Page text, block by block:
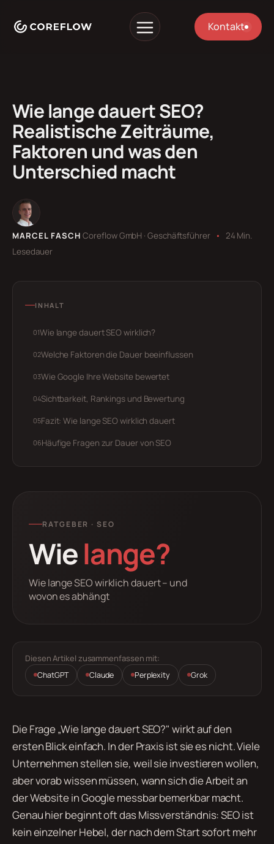
Kontakt
Wie lange dauert SEO?
Realistische Zeiträume,
Faktoren und was den
Unterschied macht
MARCEL FASCH Coreflow GmbH · Geschäftsführer •
24 Min.
Lesedauer
INHALT
Wie lange dauert SEO wirklich?
Welche Faktoren die Dauer beeinflussen
Wie Google Ihre Website bewertet
Sichtbarkeit, Rankings und Bewertung
Fazit: Wie lange SEO wirklich dauert
Häufige Fragen zur Dauer von SEO
RATGEBER · SEO
Wielange?
Wie lange SEO wirklich dauert – und
wovon es abhängt
Diesen Artikel zusammenfassen mit:
ChatGPT Claude Perplexity Grok
Die Frage „Wie lange dauert SEO?" wirkt auf den
ersten Blick einfach. In der Praxis ist sie es nicht. Viele
Unternehmen stellen sie, weil sie investieren wollen,
aber vorab wissen müssen, wann sich die Arbeit an
der Website in Google messbar bemerkbar macht.
Genau hier beginnt oft das Missverständnis: SEO ist
kein einzelner Hebel, der nach dem Start sofort mehr